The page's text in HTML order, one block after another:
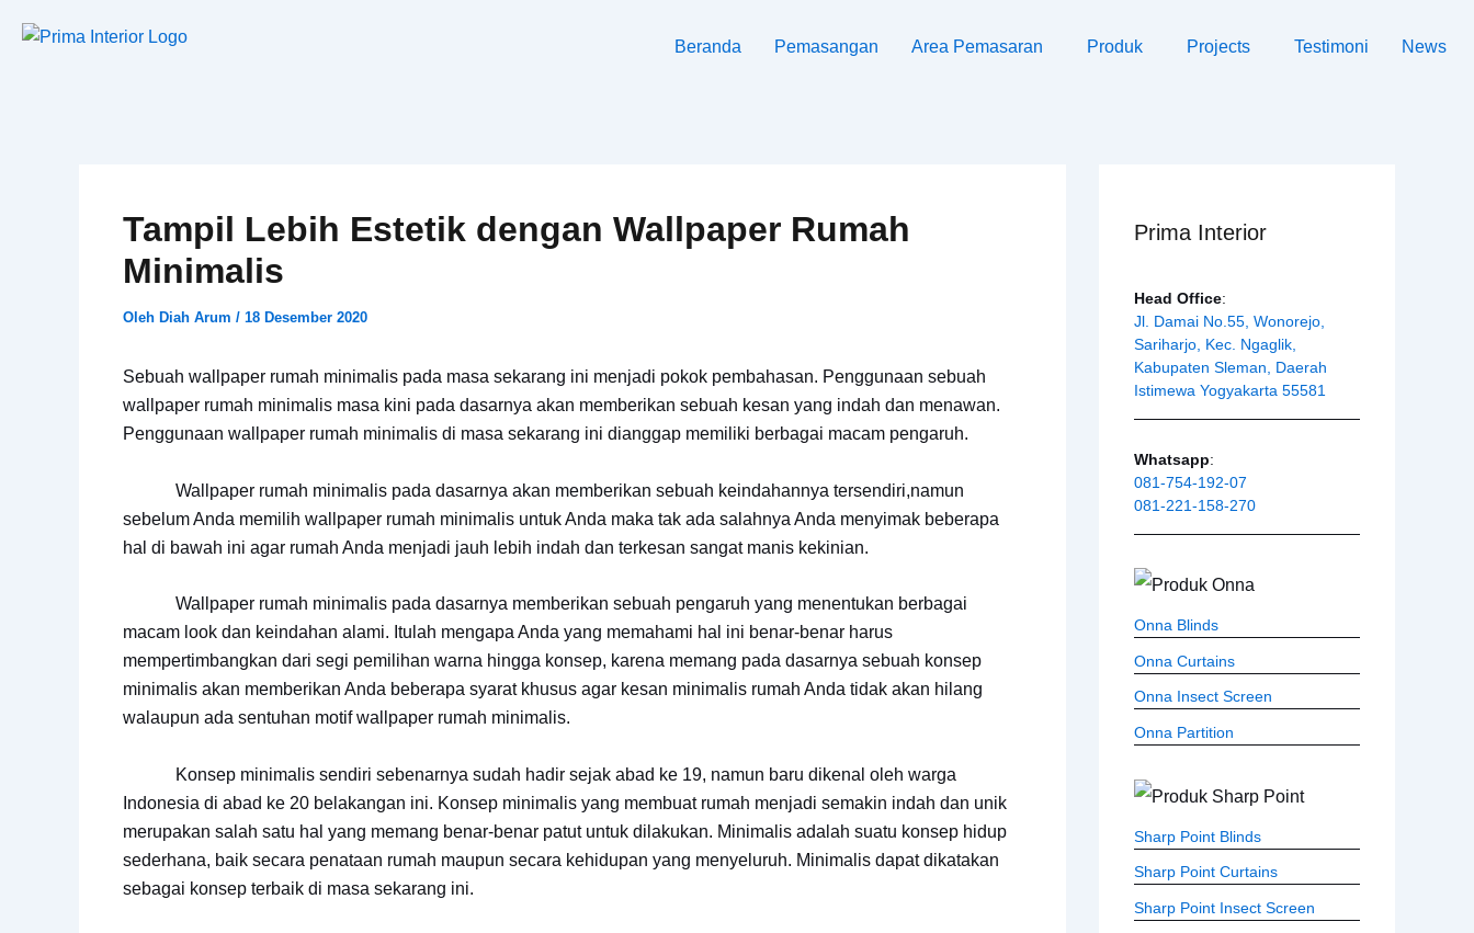
Beranda Pemasangan Area Pemasaran Produk Projects Testimoni News
Tampil Lebih Estetik dengan Wallpaper Rumah
Minimalis
Oleh Diah Arum / 18 Desember 2020
Sebuah wallpaper rumah minimalis pada masa sekarang ini menjadi pokok pembahasan. Penggunaan sebuah
wallpaper rumah minimalis masa kini pada dasarnya akan memberikan sebuah kesan yang indah dan menawan.
Penggunaan wallpaper rumah minimalis di masa sekarang ini dianggap memiliki berbagai macam pengaruh.
Wallpaper rumah minimalis pada dasarnya akan memberikan sebuah keindahannya tersendiri,namun
sebelum Anda memilih wallpaper rumah minimalis untuk Anda maka tak ada salahnya Anda menyimak beberapa
hal di bawah ini agar rumah Anda menjadi jauh lebih indah dan terkesan sangat manis kekinian.
Wallpaper rumah minimalis pada dasarnya memberikan sebuah pengaruh yang menentukan berbagai
macam look dan keindahan alami. Itulah mengapa Anda yang memahami hal ini benar-benar harus
mempertimbangkan dari segi pemilihan warna hingga konsep, karena memang pada dasarnya sebuah konsep
minimalis akan memberikan Anda beberapa syarat khusus agar kesan minimalis rumah Anda tidak akan hilang
walaupun ada sentuhan motif wallpaper rumah minimalis.
Konsep minimalis sendiri sebenarnya sudah hadir sejak abad ke 19, namun baru dikenal oleh warga
Indonesia di abad ke 20 belakangan ini. Konsep minimalis yang membuat rumah menjadi semakin indah dan unik
merupakan salah satu hal yang memang benar-benar patut untuk dilakukan. Minimalis adalah suatu konsep hidup
sederhana, baik secara penataan rumah maupun secara kehidupan yang menyeluruh. Minimalis dapat dikatakan
sebagai konsep terbaik di masa sekarang ini.
Prima Interior
Head Office:
Jl. Damai No.55, Wonorejo,
Sariharjo, Kec. Ngaglik,
Kabupaten Sleman, Daerah
Istimewa Yogyakarta 55581
Whatsapp:
081-754-192-07
081-221-158-270
Onna Blinds
Onna Curtains
Onna Insect Screen
Onna Partition
Sharp Point Blinds
Sharp Point Curtains
Sharp Point Insect Screen